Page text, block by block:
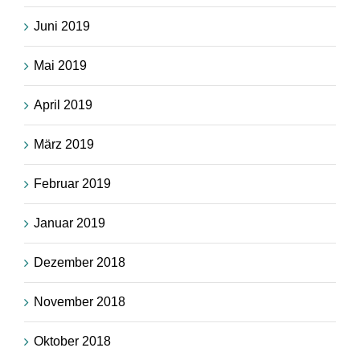
Juni 2019
Mai 2019
April 2019
März 2019
Februar 2019
Januar 2019
Dezember 2018
November 2018
Oktober 2018